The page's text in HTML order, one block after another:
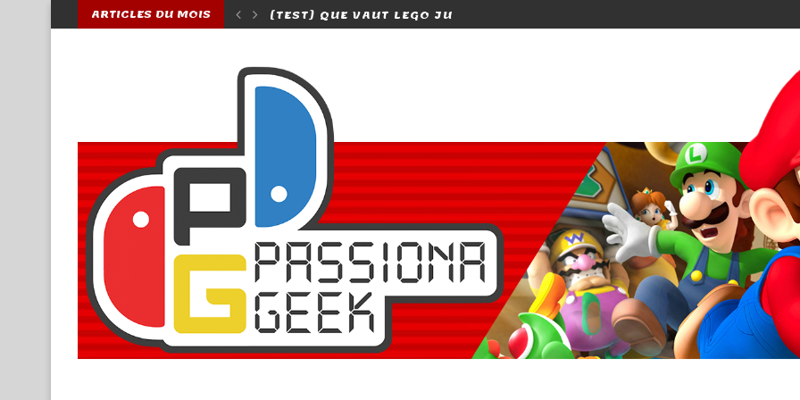
ARTICLES DU MOIS
2, UNE VRAIE SUITE ?... [TEST] QUE VAUT LEGO JURASSIC WORLD SUR SWITCH...[TEST] ANIMAL